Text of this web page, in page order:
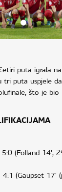
puta igrala
tri puta uspjele
što je bio
(Folland 14',
4:1 (Gaupset 17'